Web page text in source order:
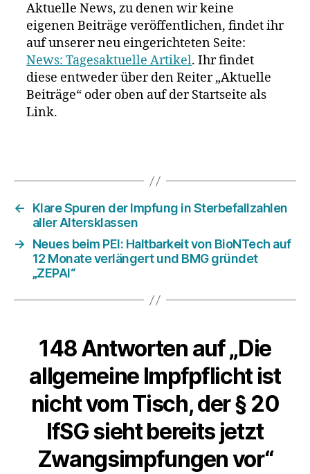
Aktuelle News, zu denen wir keine
eigenen Beiträge veröffentlichen, findet ihr
auf unserer neu eingerichteten Seite:
News: Tagesaktuelle Artikel. Ihr findet
diese entweder über den Reiter „Aktuelle
Beiträge“ oder oben auf der Startseite als
Link.
←
Klare Spuren der Impfung in Sterbefallzahlen
aller Altersklassen
→
Neues beim PEI: Haltbarkeit von BioNTech auf
12 Monate verlängert und BMG gründet
„ZEPAI“
148 Antworten auf „Die
allgemeine Impfpflicht ist
nicht vom Tisch, der § 20
IfSG sieht bereits jetzt
Zwangsimpfungen vor“